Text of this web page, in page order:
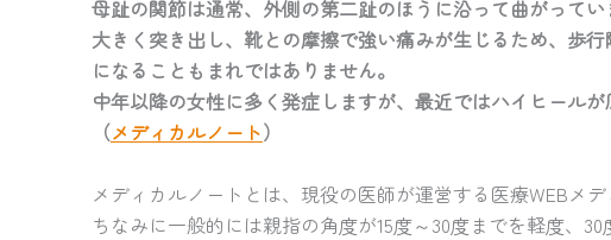
母趾の関節は通常、外側の第二趾のほうに沿って曲がって
大きく突き出し、靴との摩擦で強い痛みが生じるため、歩
になることもまれではありません。
中年以降の女性に多く発症しますが、最近ではハイヒール
（メディカルノート）
メディカルノートとは、現役の医師が運営する医療WEBメ
ちなみに一般的には親指の角度が15度～30度までを軽度、